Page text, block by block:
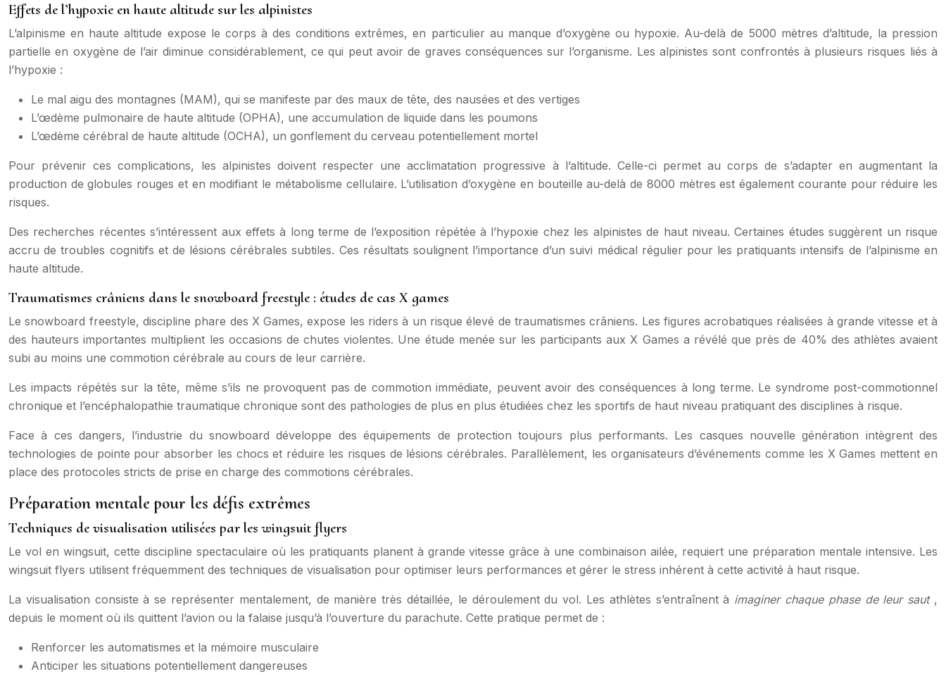
Effets de l’hypoxie en haute altitude sur les alpinistes
L’alpinisme en haute altitude expose le corps à des conditions extrêmes, en particulier au manque d’oxygène ou hypoxie. Au-delà de 5000 mètres d’altitude, la pression
partielle en oxygène de l’air diminue considérablement, ce qui peut avoir de graves conséquences sur l’organisme. Les alpinistes sont confrontés à plusieurs risques liés à
l’hypoxie :
Le mal aigu des montagnes (MAM), qui se manifeste par des maux de tête, des nausées et des vertiges
L’œdème pulmonaire de haute altitude (OPHA), une accumulation de liquide dans les poumons
L’œdème cérébral de haute altitude (OCHA), un gonflement du cerveau potentiellement mortel
Pour prévenir ces complications, les alpinistes doivent respecter une acclimatation progressive à l’altitude. Celle-ci permet au corps de s’adapter en augmentant la
production de globules rouges et en modifiant le métabolisme cellulaire. L’utilisation d’oxygène en bouteille au-delà de 8000 mètres est également courante pour réduire les
risques.
Des recherches récentes s’intéressent aux effets à long terme de l’exposition répétée à l’hypoxie chez les alpinistes de haut niveau. Certaines études suggèrent un risque
accru de troubles cognitifs et de lésions cérébrales subtiles. Ces résultats soulignent l’importance d’un suivi médical régulier pour les pratiquants intensifs de l’alpinisme en
haute altitude.
Traumatismes crâniens dans le snowboard freestyle : études de cas X games
Le snowboard freestyle, discipline phare des X Games, expose les riders à un risque élevé de traumatismes crâniens. Les figures acrobatiques réalisées à grande vitesse et à
des hauteurs importantes multiplient les occasions de chutes violentes. Une étude menée sur les participants aux X Games a révélé que près de 40% des athlètes avaient
subi au moins une commotion cérébrale au cours de leur carrière.
Les impacts répétés sur la tête, même s’ils ne provoquent pas de commotion immédiate, peuvent avoir des conséquences à long terme. Le syndrome post-commotionnel
chronique et l’encéphalopathie traumatique chronique sont des pathologies de plus en plus étudiées chez les sportifs de haut niveau pratiquant des disciplines à risque.
Face à ces dangers, l’industrie du snowboard développe des équipements de protection toujours plus performants. Les casques nouvelle génération intègrent des
technologies de pointe pour absorber les chocs et réduire les risques de lésions cérébrales. Parallèlement, les organisateurs d’événements comme les X Games mettent en
place des protocoles stricts de prise en charge des commotions cérébrales.
Préparation mentale pour les défis extrêmes
Techniques de visualisation utilisées par les wingsuit flyers
Le vol en wingsuit, cette discipline spectaculaire où les pratiquants planent à grande vitesse grâce à une combinaison ailée, requiert une préparation mentale intensive. Les
wingsuit flyers utilisent fréquemment des techniques de visualisation pour optimiser leurs performances et gérer le stress inhérent à cette activité à haut risque.
La visualisation consiste à se représenter mentalement, de manière très détaillée, le déroulement du vol. Les athlètes s’entraînent à imaginer chaque phase de leur saut ,
depuis le moment où ils quittent l’avion ou la falaise jusqu’à l’ouverture du parachute. Cette pratique permet de :
Renforcer les automatismes et la mémoire musculaire
Anticiper les situations potentiellement dangereuses